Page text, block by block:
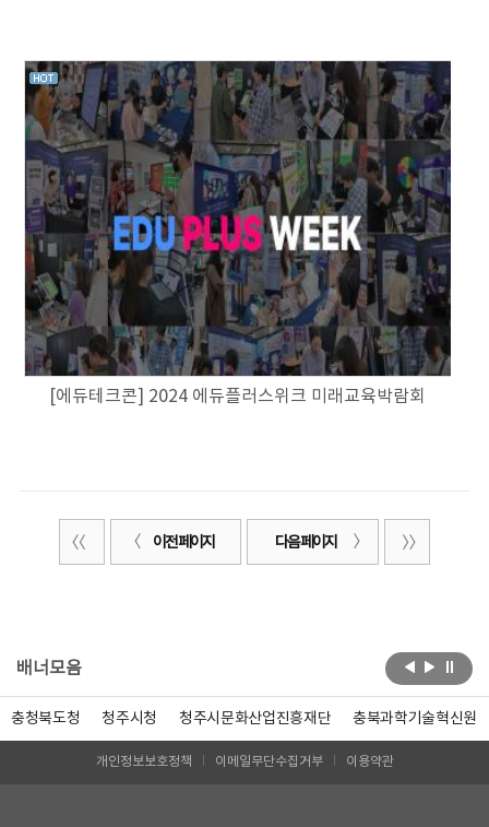
[에듀테크콘] 2024 에듀플러스위크 미래교육박람회
이전 페이지 다음 페이지
배너모음
충청북도청 청주시청 청주시문화산업진흥재단 충북과학기술혁신원
개인정보보호정책 이메일무단수집거부 이용약관